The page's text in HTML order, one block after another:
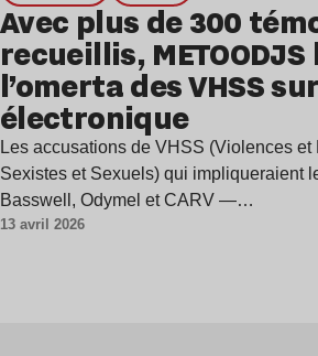
Avec plus de 300
recueillis,
l’omerta des VHSS
électronique
Les accusations de VHSS (Violences et
Sexistes et Sexuels) qui impliqueraient
Basswell, Odymel et CARV —…
13 avril 2026